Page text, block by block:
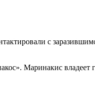
с
Маринакис владеет